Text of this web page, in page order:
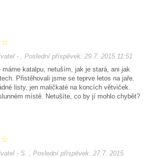
☆
- , Poslední příspěvek: 29.7. 2015 11:51
máme katalpu, netuším, jak je stará, ani jak
Přistěhovali jsme se teprve letos na jaře.
listy, jen maličkaté na koncích větviček.
místě. Netušíte, co by jí mohlo chybět?
☆
- S. , Poslední příspěvek: 27.7. 2015